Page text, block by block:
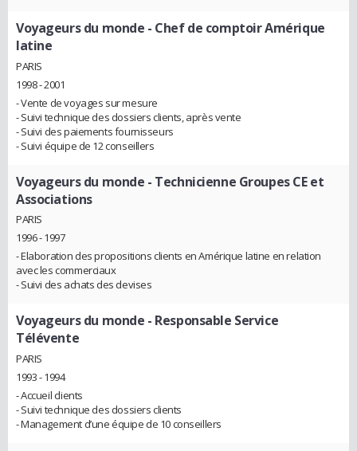
Voyageurs du monde - Chef de comptoir Amérique
latine
PARIS
1998 - 2001
- Vente de voyages sur mesure
- Suivi technique des dossiers clients, après vente
- Suivi des paiements fournisseurs
- Suivi équipe de 12 conseillers
Voyageurs du monde - Technicienne Groupes CE et
Associations
PARIS
1996 - 1997
- Elaboration des propositions clients en Amérique latine en relation
avec les commerciaux
- Suivi des achats des devises
Voyageurs du monde - Responsable Service
Télévente
PARIS
1993 - 1994
- Accueil clients
- Suivi technique des dossiers clients
- Management d’une équipe de 10 conseillers